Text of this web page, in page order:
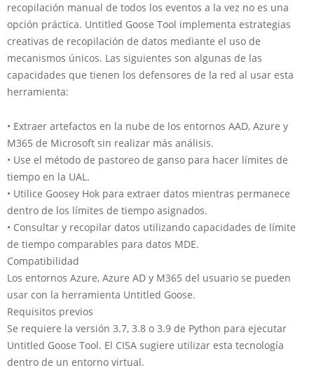
recopilación manual de todos los eventos a la vez no es una
opción práctica. Untitled Goose Tool implementa estrategias
creativas de recopilación de datos mediante el uso de
mecanismos únicos. Las siguientes son algunas de las
capacidades que tienen los defensores de la red al usar esta
herramienta:
• Extraer artefactos en la nube de los entornos AAD, Azure y
M365 de Microsoft sin realizar más análisis.
• Use el método de pastoreo de ganso para hacer límites de
tiempo en la UAL.
• Utilice Goosey Hok para extraer datos mientras permanece
dentro de los límites de tiempo asignados.
• Consultar y recopilar datos utilizando capacidades de límite
de tiempo comparables para datos MDE.
Compatibilidad
Los entornos Azure, Azure AD y M365 del usuario se pueden
usar con la herramienta Untitled Goose.
Requisitos previos
Se requiere la versión 3.7, 3.8 o 3.9 de Python para ejecutar
Untitled Goose Tool. El CISA sugiere utilizar esta tecnología
dentro de un entorno virtual.